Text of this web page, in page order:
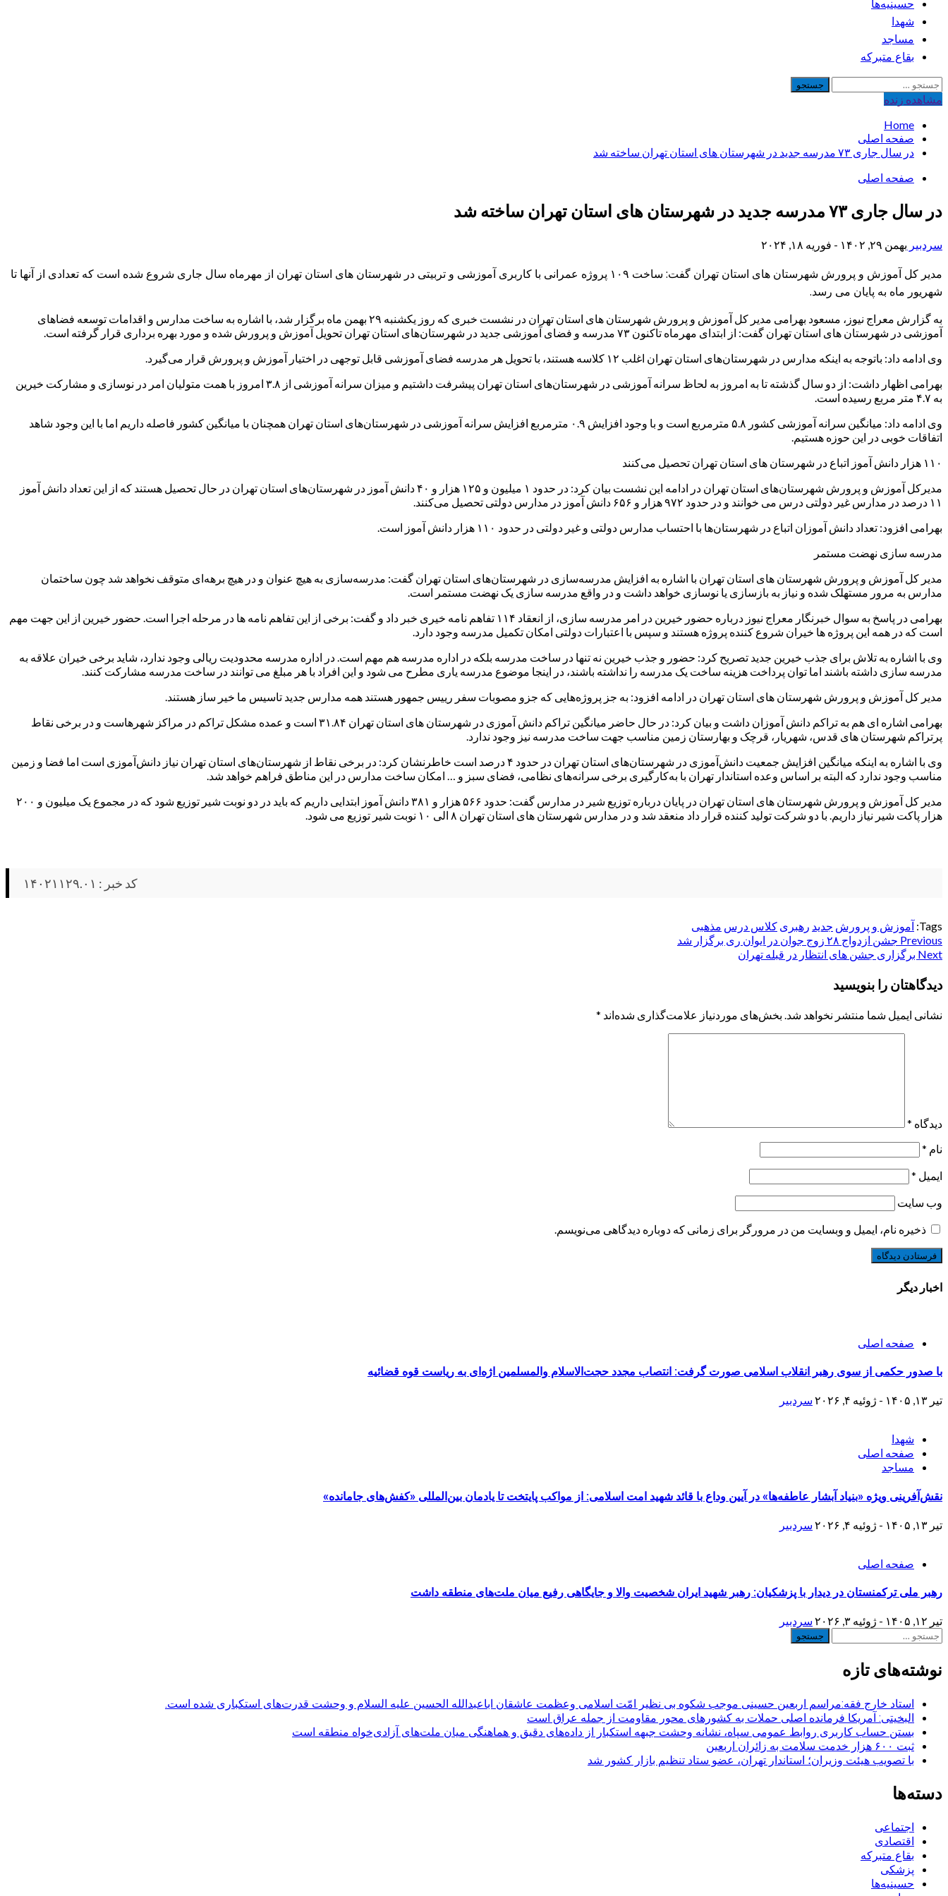
حسینیه‌ها
شهدا
مساجد
بقاع متبرکه
جستجو
برای:
مشاهده‌ زنده
Home
صفحه اصلی
در سال جاری ٧٣ مدرسه جدید در شهرستان های استان تهران ساخته شد
صفحه اصلی
در سال جاری ۷۳ مدرسه جدید در شهرستان های استان تهران ساخته شد
سردبیر بهمن ۲۹, ۱۴۰۲ - فوریه ۱۸, ۲۰۲۴
مدیر کل آموزش و پرورش شهرستان های استان تهران گفت: ساخت ١٠٩ پروژه عمرانی با کاربری آموزشی و تربیتی در شهرستان های استان تهران از مهرماه سال جاری شروع شده است که تعدادی از آنها تا
شهریور ماه به پایان می رسد.
به گزارش معراج نیوز، مسعود بهرامی مدیر کل آموزش و پرورش شهرستان های استان تهران در نشست خبری که روز یکشنبه ۲۹ بهمن ماه برگزار شد، با اشاره به ساخت مدارس و اقدامات توسعه فضاهای
آموزشی در شهرستان های استان تهران گفت: از ابتدای مهرماه تاکنون ۷۳ مدرسه و فضای آموزشی جدید در شهرستان‌های استان تهران تحویل آموزش و پرورش شده و مورد بهره برداری قرار گرفته است.
وی ادامه داد: باتوجه به اینکه مدارس در شهرستان‌های استان تهران اغلب ۱۲ کلاسه هستند، با تحویل هر مدرسه فضای آموزشی قابل توجهی در اختیار آموزش و پرورش قرار می‌گیرد.
بهرامی اظهار داشت: از دو سال گذشته تا به امروز به لحاظ سرانه آموزشی در شهرستان‌های استان تهران پیشرفت داشتیم و میزان سرانه آموزشی از ۳.۸ امروز با همت متولیان امر در نوسازی و مشارکت خیرین
به ۴.۷ متر مربع رسیده است.
وی ادامه داد: میانگین سرانه آموزشی کشور ۵.۸ مترمربع است و با وجود افزایش ۰.۹ مترمربع افزایش سرانه آموزشی در شهرستان‌های استان تهران همچنان با میانگین کشور فاصله داریم اما با این وجود شاهد
اتفاقات خوبی در این حوزه هستیم.
۱۱۰ هزار دانش آموز اتباع در شهرستان های استان تهران تحصیل می‌کنند
مدیرکل آموزش و پرورش شهرستان‌های استان تهران در ادامه این نشست بیان کرد: در حدود ۱ میلیون و ۱۲۵ هزار و ۴۰ دانش آموز در شهرستان‌های استان تهران در حال تحصیل هستند که از این تعداد دانش آموز
۱۱ درصد در مدارس غیر دولتی درس می خوانند و در حدود ۹۷۲ هزار و ۶۵۶ دانش آموز در مدارس دولتی تحصیل می‌کنند.
بهرامی افزود: تعداد دانش آموزان اتباع در شهرستان‌ها با احتساب مدارس دولتی و غیر دولتی در حدود ۱۱۰ هزار دانش آموز است.
مدرسه سازی نهضت مستمر
مدیر کل آموزش و پرورش شهرستان های استان تهران با اشاره به افزایش مدرسه‌سازی در شهرستان‌های استان تهران گفت: مدرسه‌سازی به هیچ عنوان و در هیچ برهه‌ای متوقف نخواهد شد چون ساختمان
مدارس به مرور مستهلک شده و نیاز به بازسازی یا نوسازی خواهد داشت و در واقع مدرسه سازی یک نهضت مستمر است.
بهرامی در پاسخ به سوال خبرنگار معراج نیوز درباره حضور خیرین در امر مدرسه سازی، از انعقاد ۱۱۴ تفاهم نامه خیری خبر داد و گفت: برخی از این تفاهم نامه ها در مرحله اجرا است. حضور خیرین از این جهت مهم
است که در همه این پروژه ها خیران شروع کننده پروژه هستند و سپس با اعتبارات دولتی امکان تکمیل مدرسه وجود دارد.
وی با اشاره به تلاش برای جذب خیرین جدید تصریح کرد: حضور و جذب خیرین نه تنها در ساخت مدرسه بلکه در اداره مدرسه هم مهم است. در اداره مدرسه محدودیت ریالی وجود ندارد، شاید برخی خیران علاقه به
مدرسه سازی داشته باشند اما توان پرداخت هزینه ساخت یک مدرسه را نداشته باشند، در اینجا موضوع مدرسه یاری مطرح می شود و این افراد با هر مبلغ می توانند در ساخت مدرسه مشارکت کنند.
مدیر کل آموزش و پرورش شهرستان های استان تهران در ادامه افزود: به جز پروژه‌هایی که جزو مصوبات سفر رییس جمهور هستند همه مدارس جدید تاسیس ما خیر ساز هستند.
بهرامی اشاره ای هم به تراکم دانش آموزان داشت و بیان کرد: در حال حاضر میانگین تراکم دانش آموزی در شهرستان های استان تهران ۳۱.۸۴ است و عمده مشکل تراکم در مراکز شهرهاست و در برخی نقاط
پرتراکم شهرستان های قدس، شهریار، قرچک و بهارستان زمین مناسب جهت ساخت مدرسه نیز وجود ندارد.
وی با اشاره به اینکه میانگین افزایش جمعیت دانش‌آموزی در شهرستان‌های استان تهران در حدود ۴ درصد است خاطرنشان کرد: در برخی نقاط از شهرستان‌های استان تهران نیاز دانش‌آموزی است اما فضا و زمین
مناسب وجود ندارد که البته بر اساس وعده استاندار تهران با به‌کار‌گیری برخی سرانه‌های نظامی، فضای سبز و … امکان ساخت مدارس در این مناطق فراهم خواهد شد.
مدیر کل آموزش و پرورش شهرستان های استان تهران در پایان درباره توزیع شیر در مدارس گفت: حدود ۵۶۶ هزار و ۳۸۱ دانش آموز ابتدایی داریم که باید در دو نوبت شیر توزیع شود که در مجموع یک میلیون و ۲۰۰
هزار پاکت شیر نیاز داریم. با دو شرکت تولید کننده قرار داد منعقد شد و در مدارس شهرستان های استان تهران ۸ الی ۱۰ نوبت شیر توزیع می شود.
کد خبر : ۱۴۰۲۱۱۲۹.۰۱
Tags: آموزش و پرورش جدید رهبری کلاس درس مذهبی
Post
navigation
Previous جشن ازدواج ۲۸ زوج جوان در ایوان ری برگزار شد
Next برگزاری جشن های انتظار در قبله تهران
دیدگاهتان را بنویسید
نشانی ایمیل شما منتشر نخواهد شد. بخش‌های موردنیاز علامت‌گذاری شده‌اند *
دیدگاه *
نام *
ایمیل *
وب‌ سایت
ذخیره نام، ایمیل و وبسایت من در مرورگر برای زمانی که دوباره دیدگاهی می‌نویسم.
اخبار دیگر
صفحه اصلی
با صدور حکمی از سوی رهبر انقلاب اسلامی صورت گرفت: انتصاب مجدد حجت‌الاسلام والمسلمین اژه‌ای به ریاست قوه قضائیه
تیر ۱۳, ۱۴۰۵ - ژوئیه ۴, ۲۰۲۶ سردبیر
شهدا
صفحه اصلی
مساجد
نقش‌آفرینی ویژه «بنیاد آبشار عاطفه‌ها» در آیین وداع با قائد شهید امت اسلامی: از مواکب پایتخت تا یادمان بین‌المللی «کفش‌های جامانده»
تیر ۱۳, ۱۴۰۵ - ژوئیه ۴, ۲۰۲۶ سردبیر
صفحه اصلی
رهبر ملی ترکمنستان در دیدار با پزشکیان: رهبر شهید ایران شخصیت والا و جایگاهی رفیع میان ملت‌های منطقه داشت
تیر ۱۲, ۱۴۰۵ - ژوئیه ۳, ۲۰۲۶
سردبیر
جستجو
نوشته‌های تازه
استاد خارج فقه:مراسم اربعین حسینی موجب شکوه بی نظیر امّت اسلامی وعظمت عاشقان اباعبدالله الحسین علیه السلام و وحشت قدرت‌های استکباری شده است.
البخیتی: آمریکا فرمانده اصلی حملات به کشورهای محور مقاومت از جمله عراق است
بستن حساب کاربری روابط عمومی سپاه، نشانه‌ وحشت جبهه استکبار از داده‌های دقیق و هماهنگی میان ملت‌های آزادی‌خواه منطقه است
ثبت ۶۰۰ هزار خدمت سلامت به زائران اربعین
با تصویب هیئت وزیران؛ استاندار تهران، عضو ستاد تنظیم بازار کشور شد
دسته‌ها
اجتماعی
اقتصادی
بقاع متبرکه
پزشکی
حسینیه‌ها